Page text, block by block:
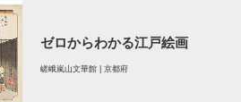
ゼロからわかる江戸絵画
嵯峨嵐山文華館 | 京都府